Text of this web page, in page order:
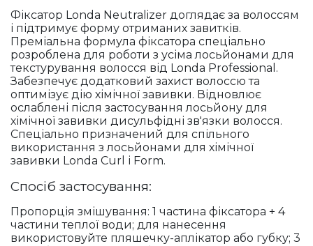
Фіксатор Londa Neutralizer доглядає за волоссям
і підтримує форму отриманих завитків.
Преміальна формула фіксатора спеціально
розроблена для роботи з усіма лосьйонами для
текстурування волосся від Londa Professional.
Забезпечує додатковий захист волоссю та
оптимізує дію хімічної завивки. Відновлює
ослаблені після застосування лосьйону для
хімічної завивки дисульфідні зв'язки волосся.
Спеціально призначений для спільного
використання з лосьйонами для хімічної
завивки Londa Curl і Form.
Спосіб застосування:
Пропорція змішування: 1 частина фіксатора + 4
частини теплої води; для нанесення
використовуйте пляшечку-аплікатор або губку; 3